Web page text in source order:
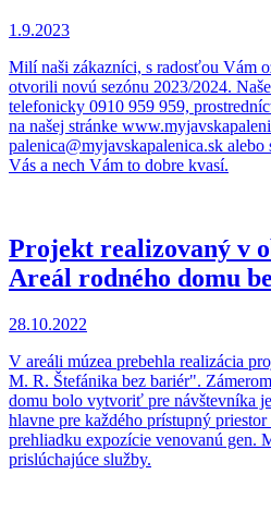
1.9.2023
Milí naši zákazníci, s radosťou Vám
otvorili novú sezónu 2023/2024.
telefonicky 0910 959 959,
na našej stránke
palenica@myjavskapalenica.sk alebo
Vás a nech Vám to dobre kvasí.
Projekt realizovaný v
Areál rodného domu
28.10.2022
V areáli múzea prebehla realizácia
M. R. Štefánika bez bariér".
domu bolo vytvoriť pre návštevníka
hlavne pre každého prístupný
prehliadku expozície venovanú gen.
prislúchajúce služby.